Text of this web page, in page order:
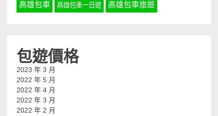
高雄包車 高雄包車一日遊 高雄包車旅遊
包遊價格
2023 年 3 月
2022 年 5 月
2022 年 4 月
2022 年 3 月
2022 年 2 月